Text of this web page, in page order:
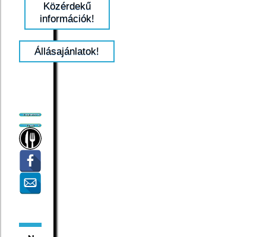
Közérdekű
információk!
Állásajánlatok!